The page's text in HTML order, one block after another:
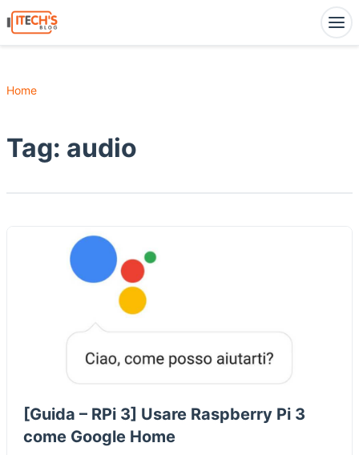
Home
Tag: audio
[Guida – RPi 3] Usare Raspberry Pi 3
come Google Home